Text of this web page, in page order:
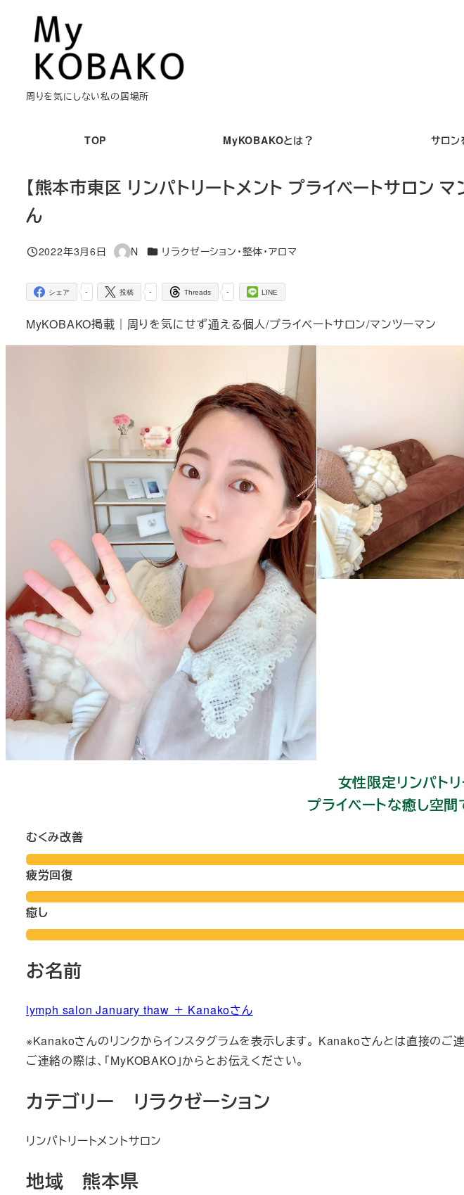
周りを気にしない私の居場所
TOP MyKOBAKOとは？ サロ
【熊本市東区 リンパトリートメント プライベートサロ
ん
投稿日
2022年3月6日
著
N カテゴリー
リラクゼーション・整体・アロマ
-
シェア -
投稿 -
Threads LINE
MyKOBAKO掲載｜周りを気にせず通える個人/プライベートサロン/マンツーマン
女性限定リンパト
プライベートな癒し空
むくみ改善
疲労回復
癒し
お名前
lymph salon January thaw ＋ Kanakoさん
※Kanakoさんのリンクからインスタグラムを表示します。 Kanakoさんとは直接のご
ご連絡の際は、「MyKOBAKO」からとお伝えください。
カテゴリー リラクゼーション
リンパトリートメントサロン
地域 熊本県